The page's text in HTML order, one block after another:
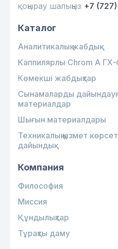
қоңырау шалыңыз +7
Каталог
Аналитикалық жабдық
Каппилярлы Chrom A ГХ-
Көмекші жабдықтар
Сынамаларды
материалдар
Шығын материалдары
Техникалық қызмет
дайындық
Компания
Философия
Миссия
Құндылықтар
Тұрақты даму